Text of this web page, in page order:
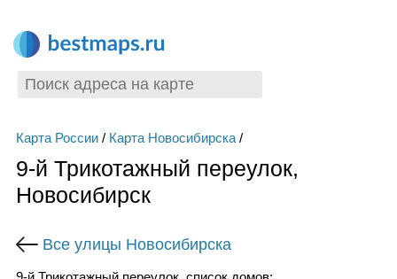
Карта России/ Карта Новосибирска/
9-й Трикотажный переулок,
Новосибирск
Все улицы Новосибирска